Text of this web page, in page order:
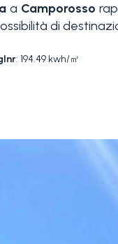
a Camporosso
di
: 194.49 kwh/㎡